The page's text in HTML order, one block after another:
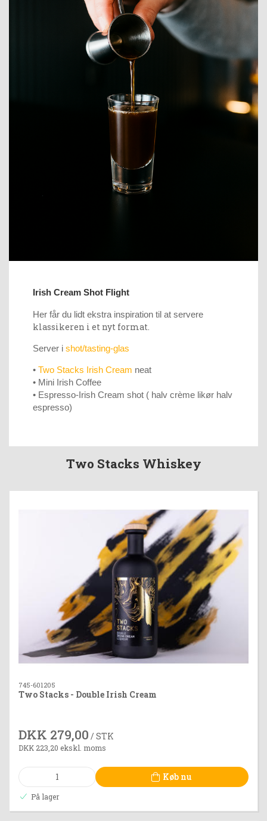
Irish Cream Shot Flight
Her får du lidt ekstra inspiration til at servere
klassikeren i et nyt format.
Server i shot/tasting-glas
• Two Stacks Irish Cream neat
• Mini Irish Coffee
• Espresso-Irish Cream shot ( halv crème likør halv
espresso)
Two Stacks Whiskey
745-601205
Two Stacks - Double Irish Cream
DKK 279,00 / STK
DKK 223,20 ekskl. moms
Køb nu
På lager